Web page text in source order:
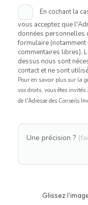
En cochant la
vous acceptez que
données personnelles
formulaire
commentaires libres).
dessus nous sont
contact et ne sont
Pour en savoir plus sur la
vos droits, vous êtes invités
de l'Adresse des Conseils
Une précision ?
Glissez